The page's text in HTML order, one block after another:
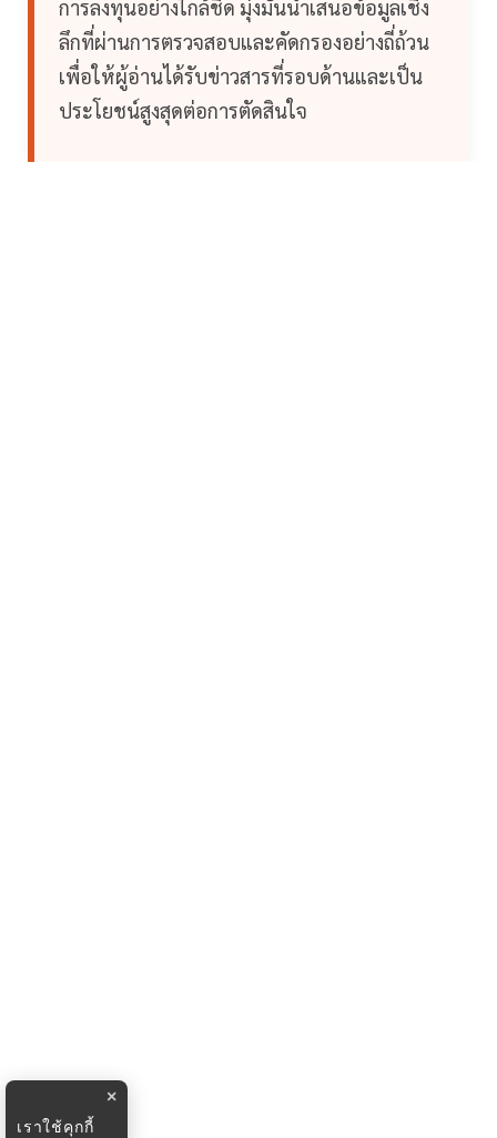
การลงทุนอย่างใกล้ชิด มุ่งมั่นนำเสนอข้อมูลเชิง
ลึกที่ผ่านการตรวจสอบและคัดกรองอย่างถี่ถ้วน
เพื่อให้ผู้อ่านได้รับข่าวสารที่รอบด้านและเป็น
ประโยชน์สูงสุดต่อการตัดสินใจ
×
เราใช้คุกกี้